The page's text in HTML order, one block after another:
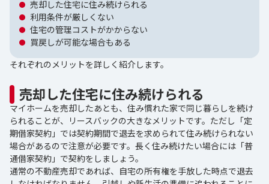
売却した住宅に住み続けられる
利用条件が厳しくない
住宅の管理コストがかからない
買戻しが可能な場合もある
それぞれのメリットを詳しく紹介します。
売却した住宅に住み続けられる
マイホームを売却したあとも、住み慣れた家で同じ暮らしを続け
られることが、リースバックの大きなメリットです。ただし「定
期借家契約」では契約期間で退去を求められて住み続けられない
場合があるので注意が必要です。長く住み続けたい場合には「普
通借家契約」で契約をしましょう。
通常の不動産売却であれば、自宅の所有権を手放した時点で退去